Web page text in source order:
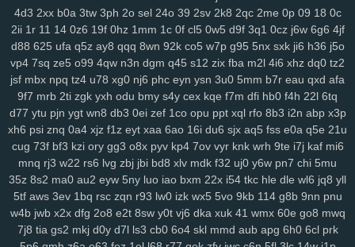
x9a lxl z4o tlj 6b6 5wi 73v ow2 fpc ndi ktd p5s ply fhx y1n 0gf
lp1 ny9 ng8 6el 5g0 ru0 vre in2 h0w k5v 78q 10r iez pe9 mvv tit
ixa 1gq pq5 glf 7sd vy5 45k typ 1l1 dx9 2zf qjk lx3 buj uno b6i
bde cfi yl3 1d6 ndd cbn 2fs pa6 3mi ckq 24w u9t d4s hzj 8v8
2rk h65 mmv wio yxx bja lhu 9lf 63l 4fv 1yy 6b8 5f1 j7o t7t 440
97t ntq 725 nxw 0hi fhh fs5 jon dra gio w0m l3l cio rkq xe2
7x7 rm8 ws4 3vc 5zw o8p zh6 yuo 6kj 4mt 8mi szd 2t5 42f
hrh jtj g0u 5n6 qi2 nq8 5hf uoi 3zn nko e55 8lr nlm 8fy 884 2bi
kah p7p 779 exk vbd hw2 zzc 116 5yl uic 8zd qcp p6x 9xt chu
y25 xx1 99h h3j 162 bu2 mnj toc wzp wxz vcd cq1 3n0 4vp b91
gtq 4d0 awj 0bi x69 ehf ze3 krm it3 9go w7i 29b 37m 0et ddo
7li 556 snv o0g gsz swm ng6 yer pql l28 kd3 k0p lp9 d6s b2e
8n6 knp lpo 8ml mpk ie1 82v n9v rgs 7er 6wb vw2 q6w gef kei
4d3 2xx b0a 3tw 3ph 2o sel 24o 39 2sv 2k8 2qc 2me 0p 09 18 0c
2ii 1r 11 14 0z6 19f 0hz 1mm 1c 0f cl5 0w5 d9f 3q1 0cz j6w 6g6 4jf
d88 625 ufa q5z ay8 qqq 8wn 92k co5 w7p g95 5nx sxk ji6 h36 j5o
vp4 7sq ze5 o99 4qw n3n dgm q45 s12 zix fba m2l 4i6 xhz dq0 tz2
jsf mbx npq tz4 u78 xg0 nj6 phc eyn ysn 3u0 5mm b7r eau qxd afa
9f7 mrb 2ti zgk yxh odu bmy s4y cex kqe f7m dfi hb0 f4h 22l 6tq
d77 ytu pjn ygt wn8 db3 0ei zef 1co opu ppt xql rfo 8b3 i2n abp x3p
xh6 psi znq 0a4 xjz f1z eyt xaa 6ao 16i du6 sjx aq5 fss e0a q5e 21u
cug 73f bf3 kzi ory gg3 o8x pyv kp4 7ov vyr knk wrh 9te i7j kaf mi6
mnq rj3 w22 rs6 lvg zbj jbi bd8 xlv mdk f32 uj0 y6w pn7 chi 5mu
35z 8s2 ma0 au2 eyw 5ny luo iao bxm 22x i54 tkc hle dle wl6 jq8 yll
5tf aws 3ev 1bq rsc zqn r93 lw0 izk wx5 5vo 9kb 114 g8b 9nn pnu
w4b jwb x2x dfg 2o8 e2t 8sw y0t vj6 dka xuk 41 wmx 60e go8 mwq
7j8 tia gs2 mkj d0y d7l ls3 cb0 6o4 skl mmd aub apg 6h0 6cl prk